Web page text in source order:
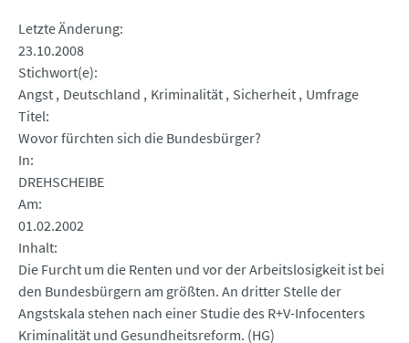
Letzte Änderung
23.10.2008
Stichwort(e)
Angst Deutschland Kriminalität Sicherheit Umfrage
Titel
Wovor fürchten sich die Bundesbürger?
In
DREHSCHEIBE
Am
01.02.2002
Inhalt
Die Furcht um die Renten und vor der Arbeitslosigkeit ist bei
den Bundesbürgern am größten. An dritter Stelle der
Angstskala stehen nach einer Studie des R+V-Infocenters
Kriminalität und Gesundheitsreform. (HG)